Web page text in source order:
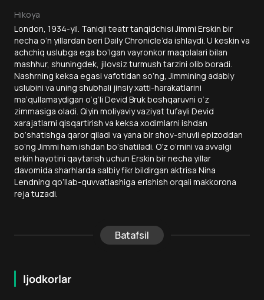
Hikoya
London, 1934-yil. Taniqli teatr tanqidchisi Jimmi Erskin bir
necha o‘n yillardan beri Daily Chronicle’da ishlaydi. U keskin va
achchiq uslubga ega bo‘lgan vayronkor maqolalari bilan
mashhur, shuningdek, jilovsiz turmush tarzini olib boradi.
Nashrning keksa egasi vafotidan so‘ng, Jimmining adabiy
uslubini va uning shubhali jinsiy xatti-harakatlarini
ma’qullamaydigan o‘g‘li Devid Bruk boshqaruvni o‘z
zimmasiga oladi. Qiyin moliyaviy vaziyat tufayli Devid
xarajatlarni qisqartirish va keksa xodimlarni ishdan
bo‘shatishga qaror qiladi va yana bir shov-shuvli epizoddan
so‘ng Jimmi ham ishdan bo‘shatiladi. O‘z o‘rnini va avvalgi
erkin hayotini qaytarish uchun Erskin bir necha yillar
davomida sharhlarda salbiy fikr bildirgan aktrisa Nina
Lendning qo‘llab-quvvatlashiga erishish orqali makkorona
reja tuzadi.
Batafsil
Ijodkorlar